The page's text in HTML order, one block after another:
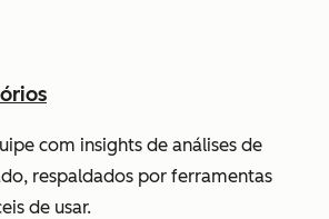
com insights de análises de
respaldados por ferramentas
de usar.